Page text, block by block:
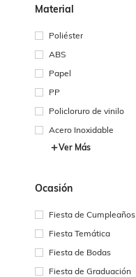
Material
Poliéster
ABS
Papel
PP
Policloruro de vinilo
Acero Inoxidable
Ver Más
Ocasión
Fiesta de Cumpleaños
Fiesta Temática
Fiesta de Bodas
Fiesta de Graduación